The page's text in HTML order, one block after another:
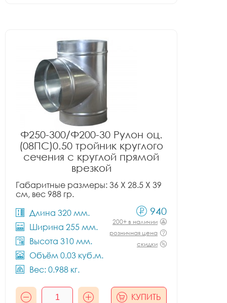
Ф250-300/Ф200-30 Рулон оц.
(08ПС)0.50 тройник круглого
сечения с круглой прямой
врезкой
Габаритные размеры: 36 X 28.5 X 39
см, вес 988 гр.
Длина 320 мм.
Ширина 255 мм.
Высота 310 мм.
Объём 0.03 куб.м.
Вес: 0.988 кг.
940
200+ в наличии
розничная цена
скидки
КУПИТЬ